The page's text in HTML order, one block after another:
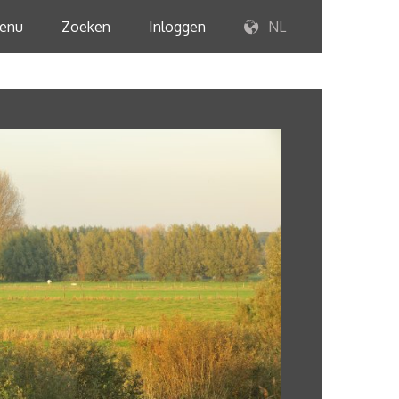
Zoeken Inloggen NL